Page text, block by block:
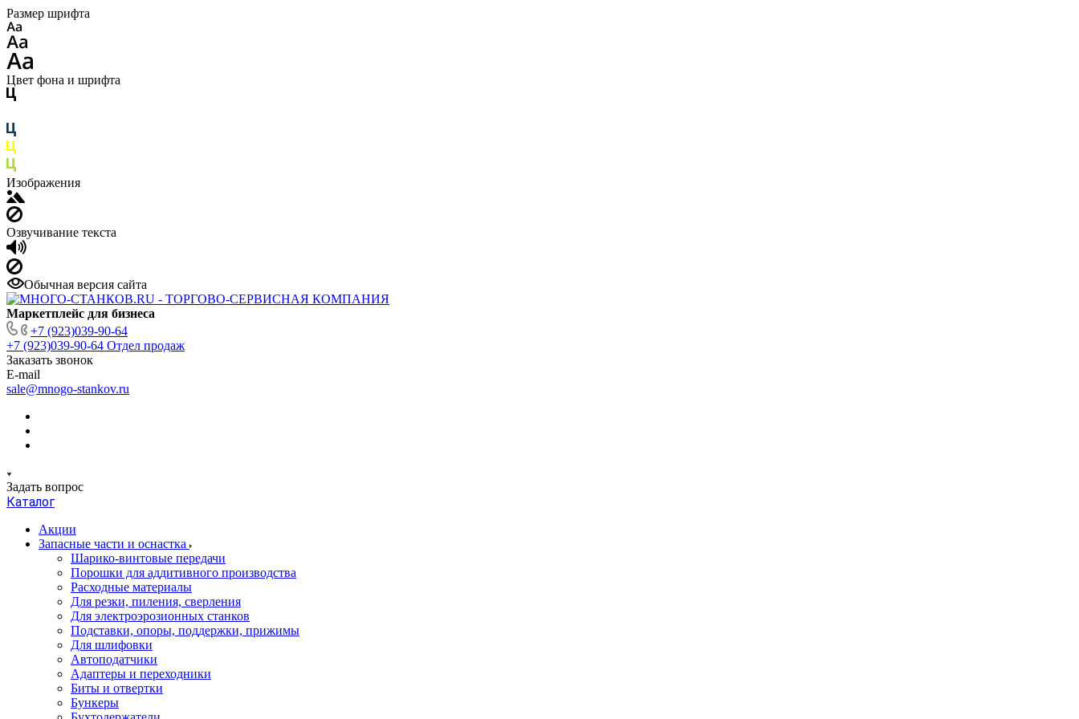
Размер шрифта
Цвет фона и шрифта
Изображения
Озвучивание текста
Обычная версия сайта
Маркетплейс для бизнеса
+7 (923)039-90-64
+7 (923)039-90-64 Отдел продаж
Заказать звонок
E-mail
sale@mnogo-stankov.ru
Задать вопрос
Каталог
Акции
Запасные части и оснастка
Шарико-винтовые передачи
Порошки для аддитивного производства
Расходные материалы
Для резки, пиления, сверления
Для электроэрозионных станков
Подставки, опоры, поддержки, прижимы
Для шлифовки
Автоподатчики
Адаптеры и переходники
Биты и отвертки
Бункеры